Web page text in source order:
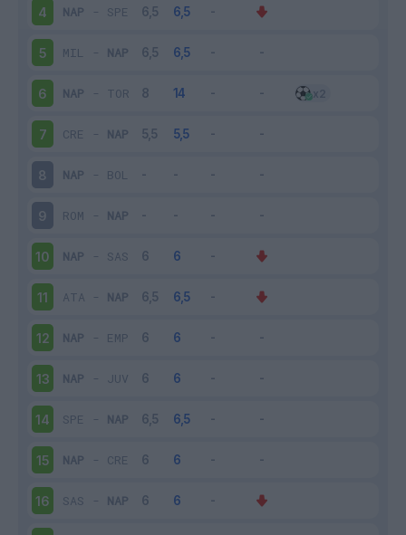
4 NAP - SPE
5 MIL - NAP
6 NAP - TOR
7 CRE - NAP
8 NAP - BOL
9 ROM - NAP
10 NAP - SAS
11 ATA - NAP
12 NAP - EMP
13 NAP - JUV
14 SPE - NAP
15 NAP - CRE
16 SAS - NAP